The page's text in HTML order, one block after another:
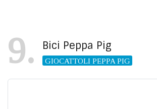
9 Bici Peppa Pig
GIOCATTOLI PEPPA PIG